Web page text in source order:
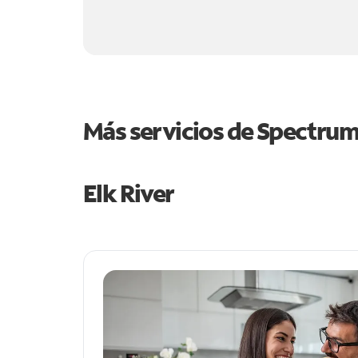
Más servicios de
Elk River